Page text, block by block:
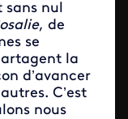
sans nul
, de
se
la
d’avancer
C’est
nous